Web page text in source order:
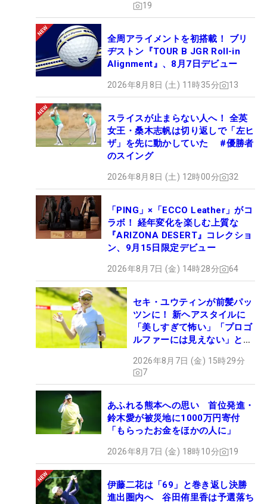
19
全周アライメントを初搭載！ ブリ
ヂストン『TOUR B JGR Roll-in
Alignment』、8月7日デビュー
2026年8月8日 (土) 11時35分 13
スライスが止まらない人へ！ 全英
女王・桑木志帆は切り返しで「左ヒ
ザ」を先に動かしていた #優勝者
のスイング
2026年8月8日 (土) 12時00分 32
「PING」×「ECCO Leather」がコ
ラボ！ 経年変化を楽しむ上質な
『ARIZONA DESERT』コレクショ
ン、9月15日限定デビュー
2026年8月7日 (金) 14時28分 64
セキ・ユウティンが前髪パッ
ツンに！ 新ヘアスタイルに
「美しすぎて怖い」「プロゴ
ルファーには見えない」とコ
2026年8月7日 (金) 15時29分
7
あふれる熊本への思い 首位発進・
鈴木愛が被災地に1000万円寄付
「もらったお金をほかの人に」
2026年8月7日 (金) 18時10分 19
伊藤二花は「69」と巻き返し決勝
進出圏内へ 谷田侑里香は予選落ち